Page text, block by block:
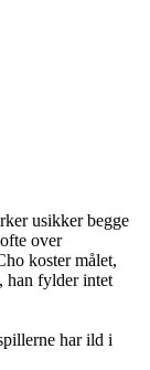
usikker begge
over
koster målet,
han fylder intet
har ild i